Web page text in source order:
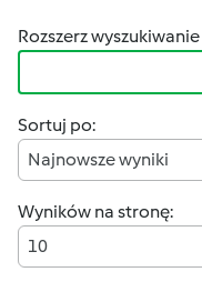
Rozszerz wyszukiwanie
Sortuj po:
Najnowsze wyniki
Wyników na stronę:
10